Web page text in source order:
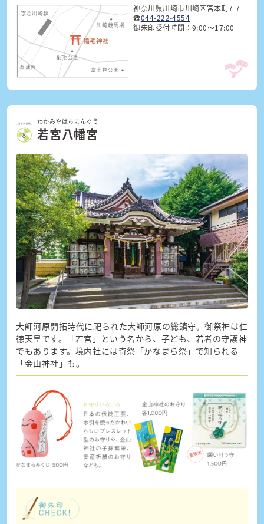
神奈川県川崎市川崎区宮本町7-7
☎044-222-4554
御朱印受付時間：9:00～17:00
若宮八幡宮
わかみやはちまんぐう
大師河原開拓時代に祀られた大師河原の総鎮守。御祭神は仁
徳天皇です。「若宮」という名から、子ども、若者の守護神
でもあります。境内社には奇祭「かなまら祭」で知られる
「金山神社」も。